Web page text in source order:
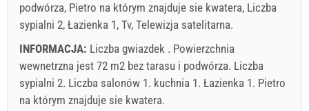
podwórza, Pietro na którym znajduje sie kwatera, Liczba
sypialni 2, Łazienka 1, Tv, Telewizja satelitarna.
INFORMACJA: Liczba gwiazdek . Powierzchnia
wewnetrzna jest 72 m2 bez tarasu i podwórza. Liczba
sypialni 2. Liczba salonów 1. kuchnia 1. Łazienka 1. Pietro
na którym znajduje sie kwatera.